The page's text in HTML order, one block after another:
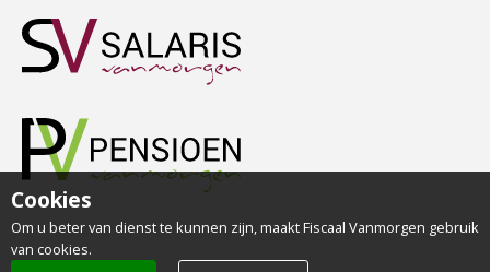
René van der Paardt
Cookies
Om u beter van dienst te kunnen zijn, maakt Fiscaal Vanmorgen gebruik
van cookies.